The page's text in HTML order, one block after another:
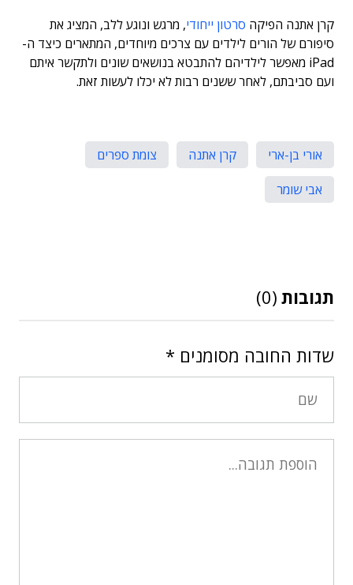
קרן אתנה הפיקה סרטון ייחודי, מרגש ונוגע ללב, המציג את
סיפורם של הורים לילדים עם צרכים מיוחדים, המתארים כיצד ה-
iPad מאפשר לילדיהם להתבטא בנושאים שונים ולתקשר איתם
ועם סביבתם, לאחר ששנים רבות לא יכלו לעשות זאת.
אורי בן-ארי קרן אתנה
צומת ספרים
אבי שומר
תגובות (0)
שדות החובה מסומנים *